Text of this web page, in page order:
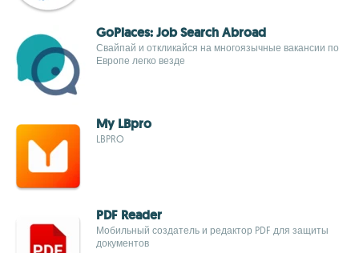
GoPlaces: Job Search Abroad
Свайпай и откликайся на многоязычные вакансии по
Европе легко везде
My LBpro
LBPRO
PDF Reader
Мобильный создатель и редактор PDF для защиты
документов